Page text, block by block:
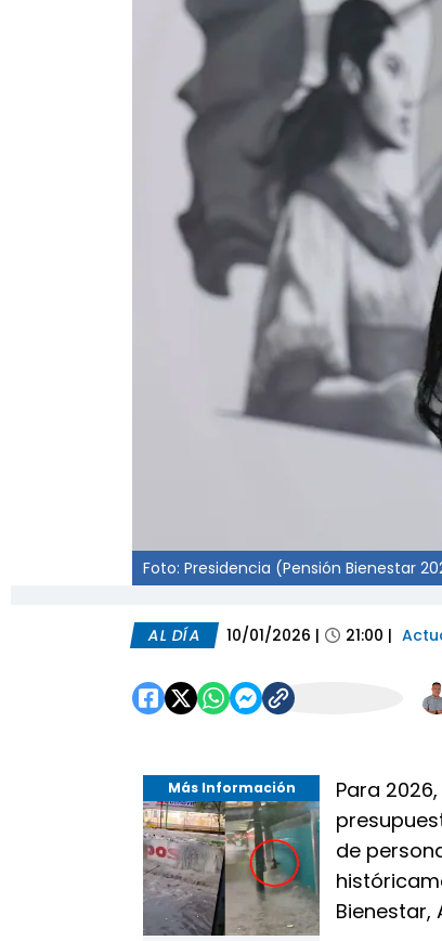
Foto: Presidencia (Pensión Bienestar
AL DÍA 10/01/2026 | 21:00 |
Más Información Para
de
Bienestar,